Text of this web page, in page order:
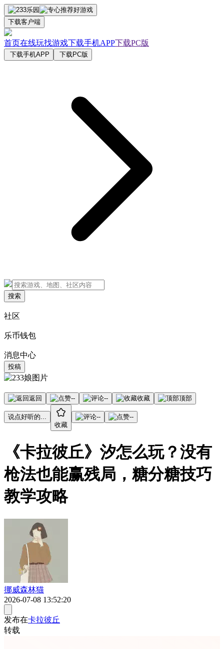
下载客户端
首页在线玩找游戏下载手机APP下载PC版
下载手机APP 下载PC版
搜索
社区
乐币钱包
消息中心
投稿
返回 -- -- 收藏 顶部
说点好听的...
收藏
-- --
《卡拉彼丘》汐怎么玩？没有
枪法也能赢残局，糖分糖技巧
教学攻略
挪威森林猫
2026-07-08 13:52:20
发布在卡拉彼丘
转载